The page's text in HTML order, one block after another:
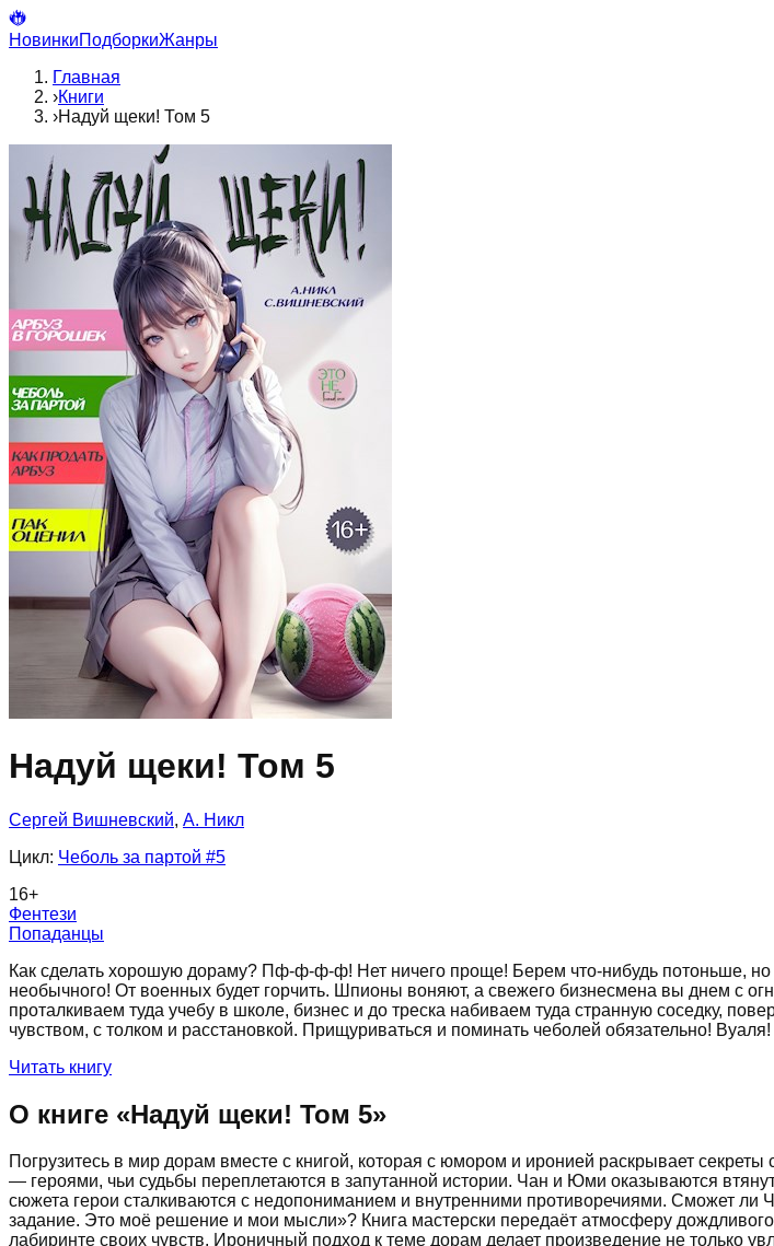
НовинкиПодборкиЖанры
Главная
›Книги
›Надуй щеки! Том 5
Надуй щеки! Том 5
Сергей Вишневский, А. Никл
Цикл: Чеболь за партой #5
16+
Фентези
Попаданцы
Как сделать хорошую дораму? Пф-ф-ф-ф! Нет ничего проще! Берем что-нибудь потоньше, но
необычного! От военных будет горчить. Шпионы воняют, а свежего бизнесмена вы днем с
проталкиваем туда учебу в школе, бизнес и до треска набиваем туда странную соседку,
чувством, с толком и расстановкой. Прищуриваться и поминать чеболей обязательно!
Читать книгу
О книге «Надуй щеки! Том 5»
Погрузитесь в мир дорам вместе с книгой, которая с юмором и иронией раскрывает
— героями, чьи судьбы переплетаются в запутанной истории. Чан и Юми оказываются
сюжета герои сталкиваются с недопониманием и внутренними противоречиями. Сможет
задание. Это моё решение и мои мысли»? Книга мастерски передаёт атмосферу
лабиринте своих чувств. Ироничный подход к теме дорам делает произведение не только